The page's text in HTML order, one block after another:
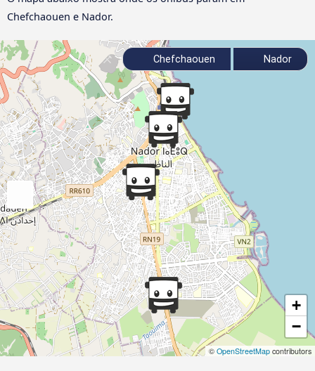
Chefchaouen e Nador.
+
−
© OpenStreetMap contributors
Chefchaouen Nador